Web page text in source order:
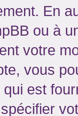
En
ou à
votre
vous
est